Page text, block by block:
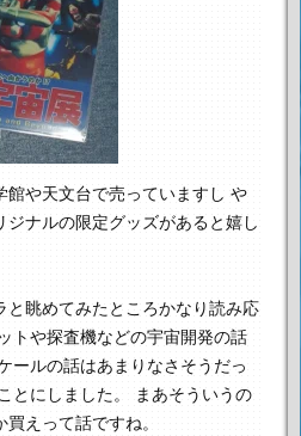
や天文台で売っていますし や
ジナルの限定グッズがあると嬉し
と眺めてみたところかなり読み応
トや探査機などの宇宙開発の話
ールの話はあまりなさそうだっ
とにしました。
まあそういうの
えって話ですね。